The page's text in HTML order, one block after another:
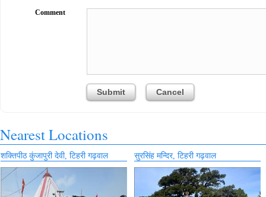
Comment
Nearest Locations
शक्तिपीठ कुंजापुरी देवी, टिहरी गढ़वाल सुरसिंह मन्दिर, टिहरी गढ़वाल